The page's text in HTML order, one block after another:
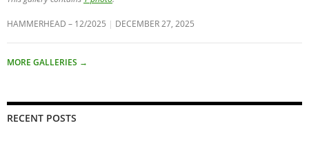
HAMMERHEAD – 12/2025 DECEMBER 27, 2025
MORE GALLERIES →
RECENT POSTS